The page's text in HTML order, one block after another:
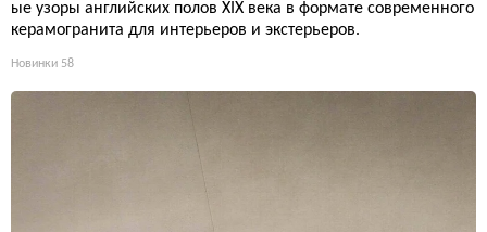
ые узоры английских полов XIX века в формате современного
керамогранита для интерьеров и экстерьеров.
Новинки 58